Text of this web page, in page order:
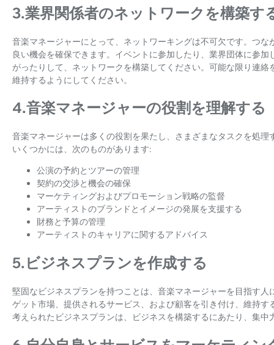
3.業界関係者のネットワークを構築す
音楽マネージャーにとって、ネットワーキングは不可欠です。つ
良い機会を確保できます。イベントに参加したり、業界団体に参
がったりして、ネットワークを構築してください。可能な限り連
維持するようにしてください。
4.音楽マネージャーの役割を理解する
音楽マネージャーは多くの役割を果たし、さまざまなタスクを処
いくつかには、次のものがあります:
公演の予約とツアーの管理
契約の交渉と機会の確保
マーケティングおよびプロモーション戦略の監督
アーティストのブランドとイメージの発展を支援する
財務と予算の管理
アーティストのキャリアに関するアドバイス
5.ビジネスプランを作成する
堅固なビジネスプランを持つことは、音楽マネージャーを目指す
ゲット市場、提供されるサービス、および顧客を引き付け、維持
考えられたビジネスプランは、ビジネスを構築するにあたり、集